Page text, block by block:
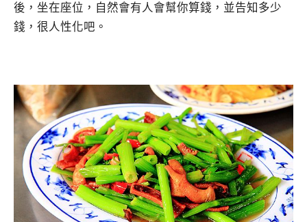
後，坐在座位，自然會有人會幫你算錢，並告知多少
錢，很人性化吧。